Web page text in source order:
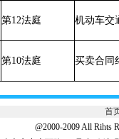
第12法庭 机动车交
第10法庭 买卖合同
首
@2000-2009 All Rihts